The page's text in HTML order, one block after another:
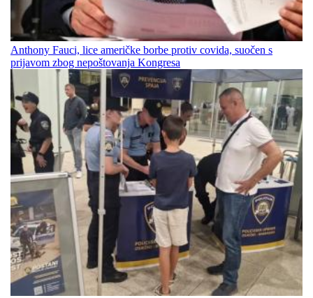
Anthony Fauci, lice američke borbe protiv covida, suočen s
prijavom zbog nepoštovanja Kongresa